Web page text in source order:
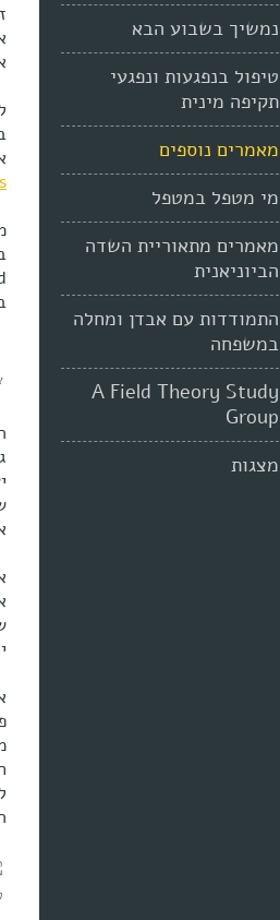
נמשיך בשבוע הבא
טיפול בנפגעות ונפגעי
תקיפה מינית
מאמרים נוספים
מי מטפל במטפל
מאמרים מתאוריית השדה
הביוניאנית
התמודדות עם אבדן ומחלה
במשפחה
A Field Theory Study
Group
מצגות